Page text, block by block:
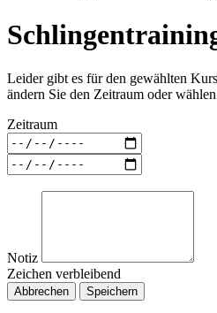
Leider gibt es für den gewählten
ändern Sie den Zeitraum oder
Zeitraum
Notiz
Zeichen verbleibend
Abbrechen Speichern